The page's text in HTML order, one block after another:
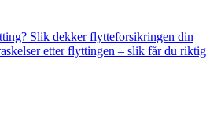
Slik dekker flytteforsikringen din
etter flyttingen – slik får du riktig